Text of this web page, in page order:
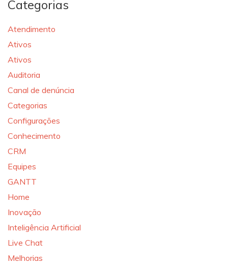
Categorias
Atendimento
Ativos
Ativos
Auditoria
Canal de denúncia
Categorias
Configurações
Conhecimento
CRM
Equipes
GANTT
Home
Inovação
Inteligência Artificial
Live Chat
Melhorias